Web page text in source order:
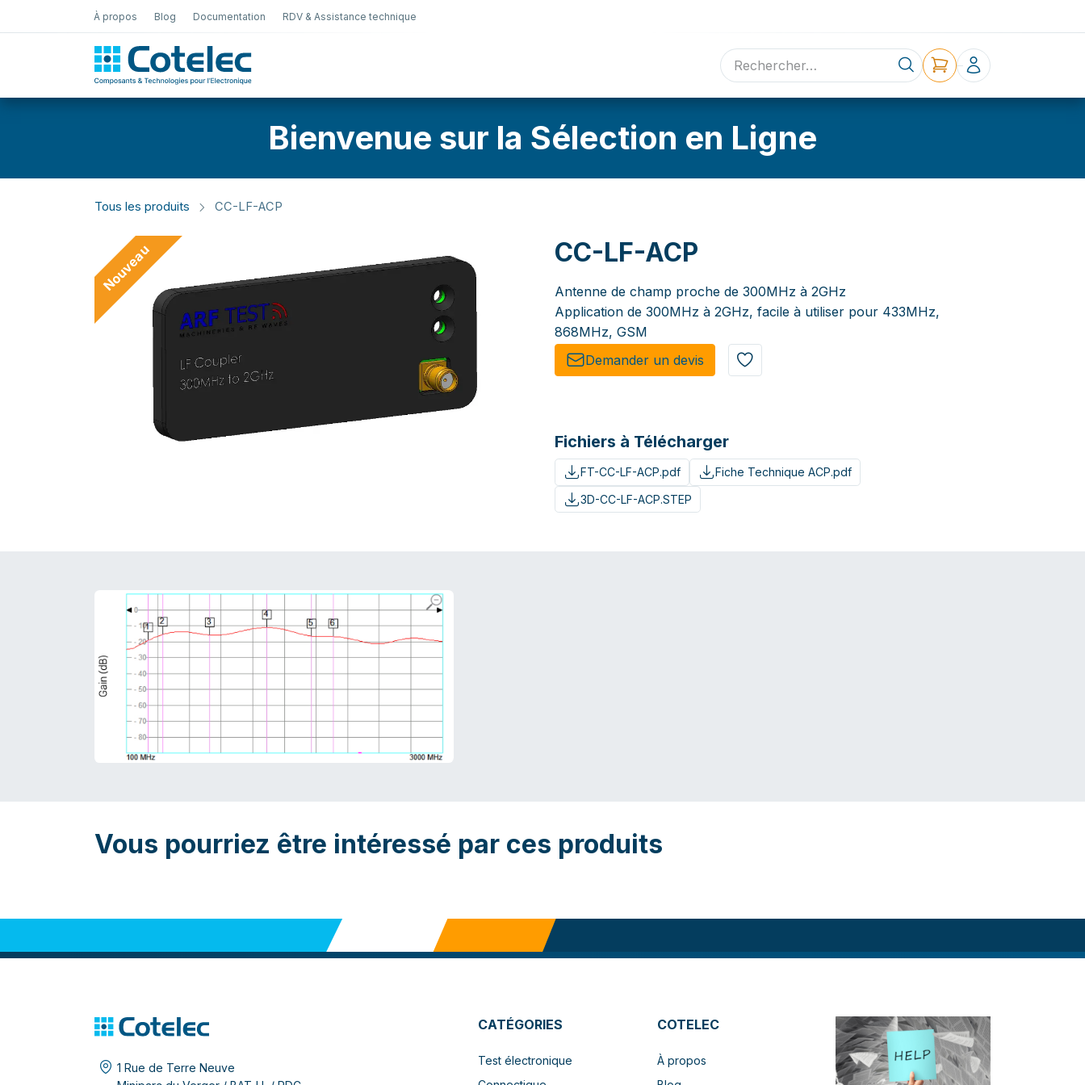
À propos Blog Documentation RDV & Assistance technique
Sélection en ligne Contact
Bienvenue sur la Sélection en Ligne
Tous les produits CC-LF-ACP
Nouveau CC-LF-ACP
Antenne de champ proche de 300MHz à 2GHz
Application de 300MHz à 2GHz, facile à utiliser pour 433MHz,
868MHz, GSM
Demander un de​​vis​​
Fichiers à Télécharger
FT-CC-LF-ACP.pdf
Fiche Technique ACP.pdf
3D-CC-LF-ACP.STEP
Vous pourriez être intéressé par ces produits
1 Rue de Terre Neuve
CATÉGORIES
Test électronique
COTELEC
À propos